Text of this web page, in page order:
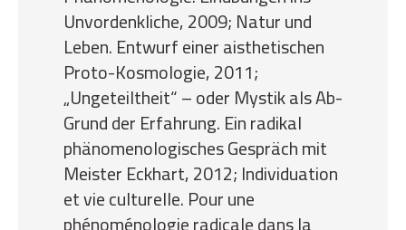
Unvordenkliche, 2009; Natur und
Leben. Entwurf einer aisthetischen
Proto-Kosmologie, 2011;
„Ungeteiltheit“ – oder Mystik als Ab-
Grund der Erfahrung. Ein radikal
phänomenologisches Gespräch mit
Meister Eckhart, 2012; Individuation
et vie culturelle. Pour une